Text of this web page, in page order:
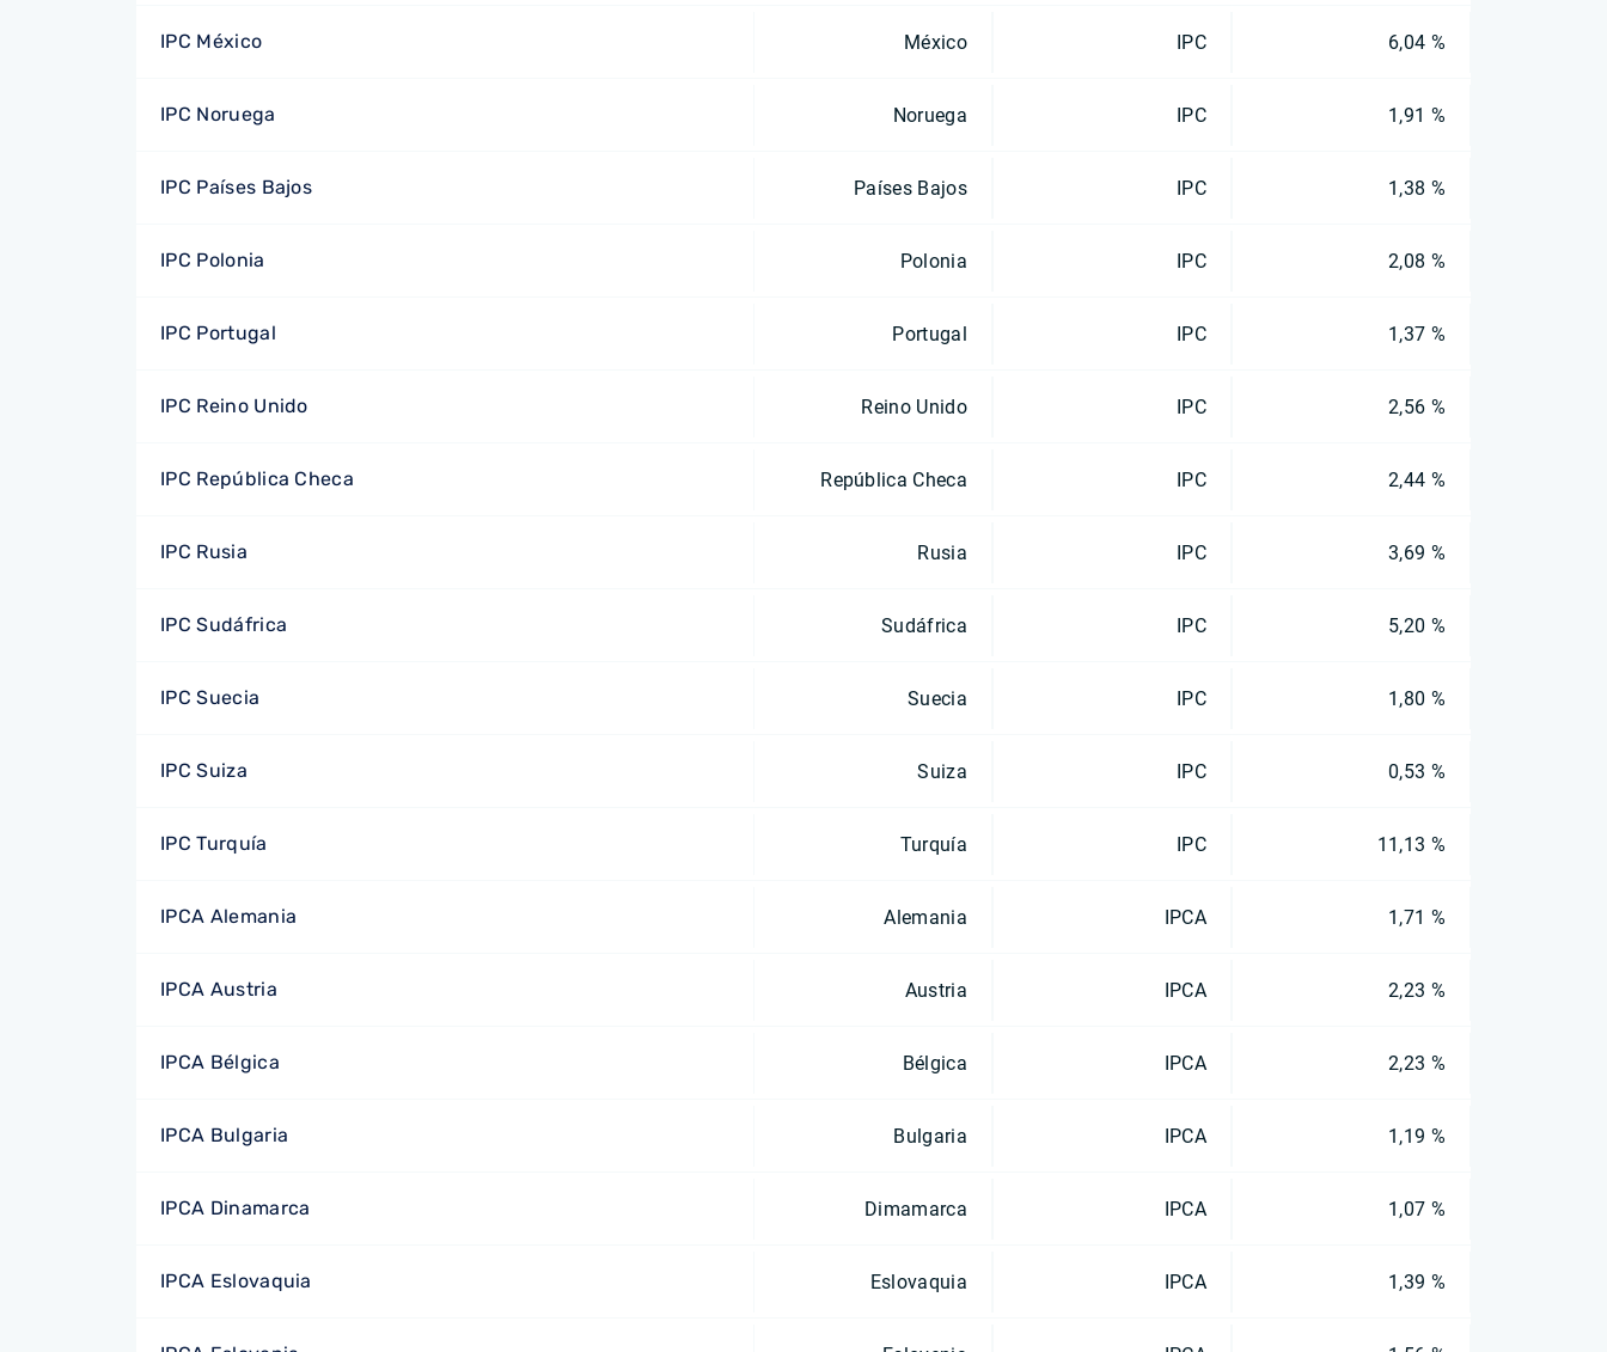
IPC México México IPC 6,04 %
IPC Noruega Noruega IPC 1,91 %
IPC Países Bajos Países Bajos IPC 1,38 %
IPC Polonia Polonia IPC 2,08 %
IPC Portugal Portugal IPC 1,37 %
IPC Reino Unido Reino Unido IPC 2,56 %
IPC República Checa República Checa IPC 2,44 %
IPC Rusia Rusia IPC 3,69 %
IPC Sudáfrica Sudáfrica IPC 5,20 %
IPC Suecia Suecia IPC 1,80 %
IPC Suiza Suiza IPC 0,53 %
IPC Turquía Turquía IPC 11,13 %
IPCA Alemania Alemania IPCA 1,71 %
IPCA Austria Austria IPCA 2,23 %
IPCA Bélgica Bélgica IPCA 2,23 %
IPCA Bulgaria Bulgaria IPCA 1,19 %
IPCA Dinamarca Dimamarca IPCA 1,07 %
IPCA Eslovaquia Eslovaquia IPCA 1,39 %